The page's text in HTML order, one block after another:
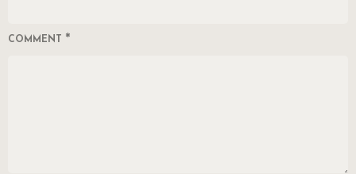
COMMENT *